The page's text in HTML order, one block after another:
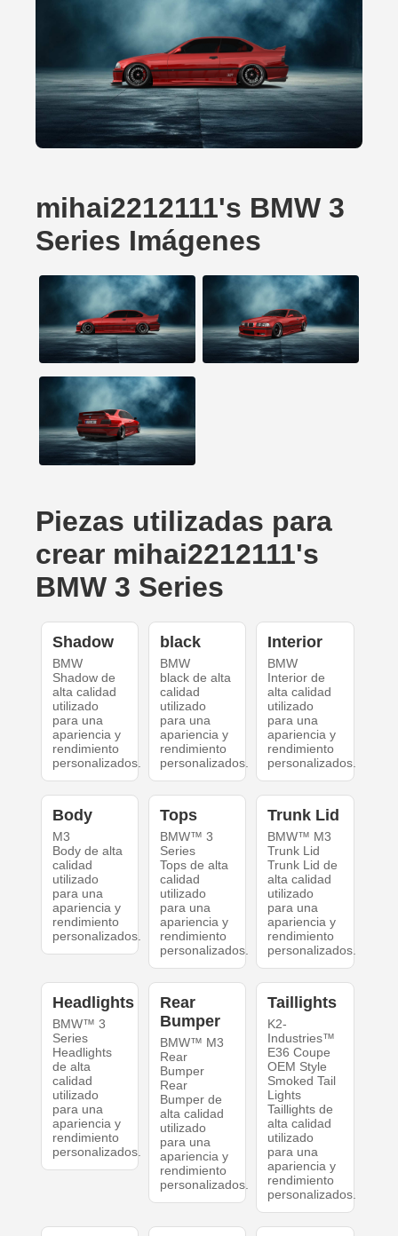
mihai2212111's BMW 3
Series Imágenes
Piezas utilizadas para
crear mihai2212111's
BMW 3 Series
Shadow
BMW
Shadow de
alta calidad
utilizado
para una
apariencia y
rendimiento
personalizados.
black
BMW
black de alta
calidad
utilizado
para una
apariencia y
rendimiento
personalizados.
Interior
BMW
Interior de
alta calidad
utilizado
para una
apariencia y
rendimiento
personalizados.
Body
M3
Body de alta
calidad
utilizado
para una
apariencia y
rendimiento
personalizados.
Tops
BMW™ 3
Series
Tops de alta
calidad
utilizado
para una
apariencia y
rendimiento
personalizados.
Trunk Lid
BMW™ M3
Trunk Lid
Trunk Lid de
alta calidad
utilizado
para una
apariencia y
rendimiento
personalizados.
Headlights
BMW™ 3
Series
Headlights
de alta
calidad
utilizado
para una
apariencia y
rendimiento
personalizados.
Rear
Bumper
BMW™ M3
Rear
Bumper
Rear
Bumper de
alta calidad
utilizado
para una
apariencia y
rendimiento
personalizados.
Taillights
K2-
Industries™
E36 Coupe
OEM Style
Smoked Tail
Lights
Taillights de
alta calidad
utilizado
para una
apariencia y
rendimiento
personalizados.